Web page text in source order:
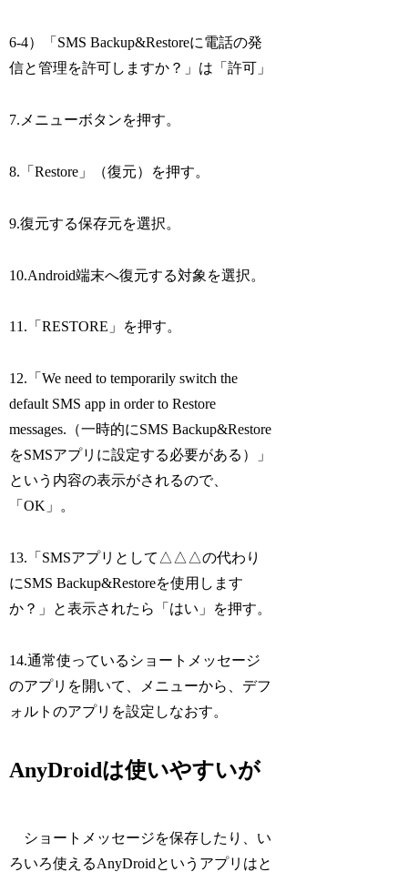
6-4）「SMS Backup&Restoreに電話の発
信と管理を許可しますか？」は「許可」
7.メニューボタンを押す。
8.「Restore」（復元）を押す。
9.復元する保存元を選択。
10.Android端末へ復元する対象を選択。
11.「RESTORE」を押す。
12.「We need to temporarily switch the
default SMS app in order to Restore
messages.（一時的にSMS Backup&Restore
をSMSアプリに設定する必要がある）」
という内容の表示がされるので、
「OK」。
13.「SMSアプリとして△△△の代わり
にSMS Backup&Restoreを使用します
か？」と表示されたら「はい」を押す。
14.通常使っているショートメッセージ
のアプリを開いて、メニューから、デフ
ォルトのアプリを設定しなおす。
AnyDroidは使いやすいが
ショートメッセージを保存したり、い
ろいろ使えるAnyDroidというアプリはと